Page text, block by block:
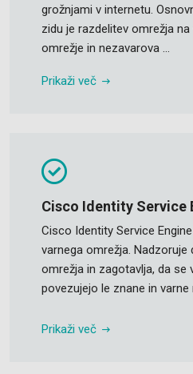
grožnjami v internetu.
zidu je razdelitev omrežja
omrežje in nezavarova ...
Prikaži več
Cisco Identity Service
Cisco Identity Service
varnega omrežja. Nadzoruje
omrežja in zagotavlja, da se
povezujejo le znane in varne
Prikaži več